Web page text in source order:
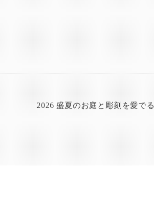
2026 盛夏のお庭と彫刻を愛でる